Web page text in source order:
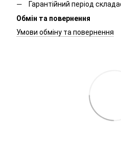
Гарантійний період
Обмін та повернення
Умови обміну та повернення